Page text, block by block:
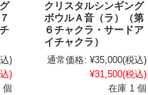
)
)
個
クリスタルシンギング
ボウルＡ音（ラ）（第
６チャクラ・サードア
イチャクラ）
通常価格: ¥35,000(税込)
¥31,500(税込)
在庫 1 個